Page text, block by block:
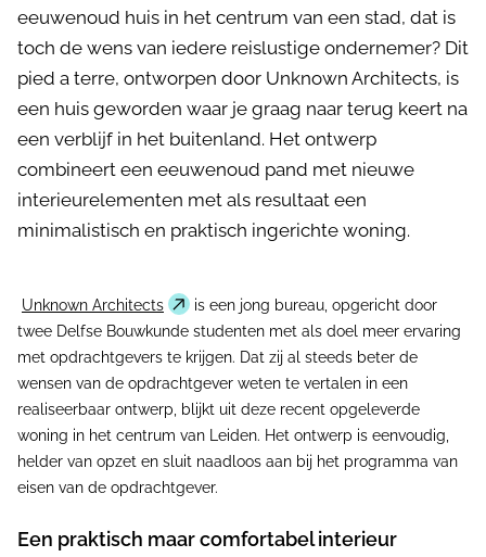
eeuwenoud huis in het centrum van een stad, dat is
toch de wens van iedere reislustige ondernemer? Dit
pied a terre, ontworpen door Unknown Architects, is
een huis geworden waar je graag naar terug keert na
een verblijf in het buitenland. Het ontwerp
combineert een eeuwenoud pand met nieuwe
interieurelementen met als resultaat een
minimalistisch en praktisch ingerichte woning.
Unknown Architects
is een jong bureau, opgericht door
twee Delfse Bouwkunde studenten met als doel meer ervaring
met opdrachtgevers te krijgen. Dat zij al steeds beter de
wensen van de opdrachtgever weten te vertalen in een
realiseerbaar ontwerp, blijkt uit deze recent opgeleverde
woning in het centrum van Leiden. Het ontwerp is eenvoudig,
helder van opzet en sluit naadloos aan bij het programma van
eisen van de opdrachtgever.
Een praktisch maar comfortabel interieur